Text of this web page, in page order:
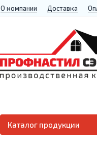
О компании Доставка
Каталог продукции